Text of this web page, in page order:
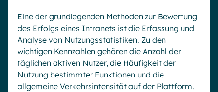
Eine der grundlegenden Methoden zur Bewertung
des Erfolgs eines Intranets ist die Erfassung und
Analyse von Nutzungsstatistiken. Zu den
wichtigen Kennzahlen gehören die Anzahl der
täglichen aktiven Nutzer, die Häufigkeit der
Nutzung bestimmter Funktionen und die
allgemeine Verkehrsintensität auf der Plattform.